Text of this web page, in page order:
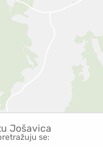
Jošavica
se: